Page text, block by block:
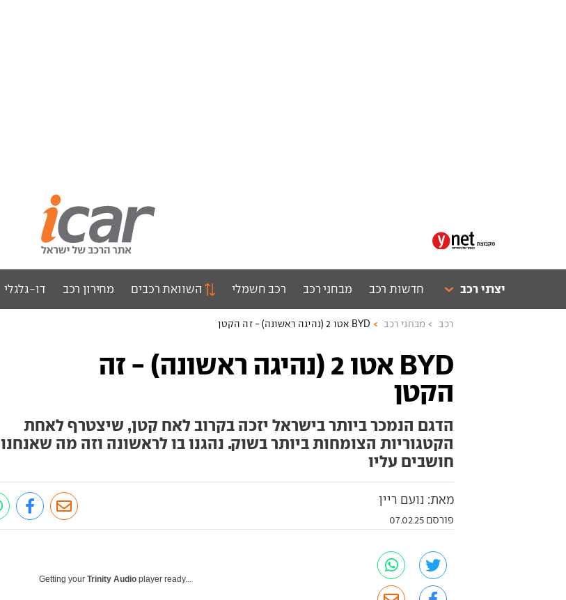
יצרני רכב חדשות רכב מבחני רכב רכב חשמלי השוואת רכבים מחירון רכב דו-גלגלי
רכב מבחני רכב BYD אטו 2 (נהיגה ראשונה) - זה הקטן
BYD אטו 2 (נהיגה ראשונה) - זה
הקטן
הדגם הנמכר ביותר בישראל יזכה בקרוב לאח קטן, שיצטרף לאחת
הקטגוריות הצומחות ביותר בשוק. נהגנו בו לראשונה וזה מה שאנחנו
חושבים עליו
מאת: נועם ריין
פורסם 07.02.25
Getting yourTrinity Audio player ready...